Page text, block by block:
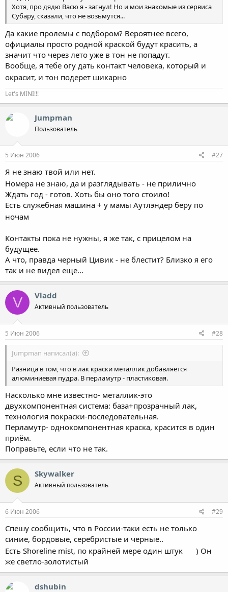
Хотя, про дядю Васю я - загнул! Но и мои знакомые из сервиса
Субару, сказали, что не возьмутся...
Да какие пролемы с подбором? Вероятнее всего,
официалы просто родной краской будут красить, а
значит что через лето уже в тон не попадут.
Вообще, я тебе огу дать контакт человека, который и
окрасит, и тон подерет шикарно
Let's MINI!!!
Jumpman
Пользователь
5 Июн 2006 #27
Я не знаю твой или нет.
Номера не знаю, да и разглядывать - не прилично
Ждать год - готов. Хоть бы оно того стоило!
Есть служебная машина + у мамы Аутлэндер беру по
ночам
Контакты пока не нужны, я же так, с прицелом на
будущее.
А что, правда черный Цивик - не блестит? Близко я его
так и не видел еще...
V Vladd
Активный пользователь
5 Июн 2006 #28
Jumpman написал(а):
Разница в том, что в лак краски металлик добавляется
алюминиевая пудра. В перламутр - пластиковая.
Насколько мне известно- металлик-это
двухкомпонентная система: база+прозрачный лак,
технология покраски-последовательная.
Перламутр- однокомпонентная краска, красится в один
приём.
Поправьте, если что не так.
S Skywalker
Активный пользователь
6 Июн 2006 #29
Спешу сообщить, что в России-таки есть не только
синие, бордовые, серебристые и черные..
Есть Shoreline mist, по крайней мере один штук
) Он
же светло-золотистый
dshubin